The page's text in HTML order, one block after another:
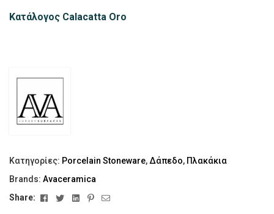
Κατάλογος Calacatta Oro
Κατηγορίες: Porcelain Stoneware, Δάπεδο, Πλακάκια
Brands: Avaceramica
Share:
FacebookTwitterLinkedinPinterest
Email